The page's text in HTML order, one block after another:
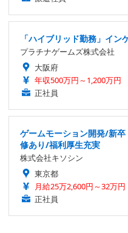
「ハイブリッド勤務」イ
プラチナゲームズ株式会社
大阪府
年収500万円～1,200万円
正社員
ゲームモーション開発/新
修あり/福利厚生充実
株式会社キソシン
東京都
月給25万2,600円～32万円
正社員